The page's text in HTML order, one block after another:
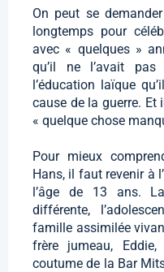
On peut se
longtemps pour
avec « quelques »
qu’il ne l’avait
l’éducation laïque
cause de la guerre. Et
« quelque chose
Pour mieux
Hans, il faut revenir à
l’âge de 13 ans.
différente,
famille assimilée
frère jumeau,
coutume de la Bar